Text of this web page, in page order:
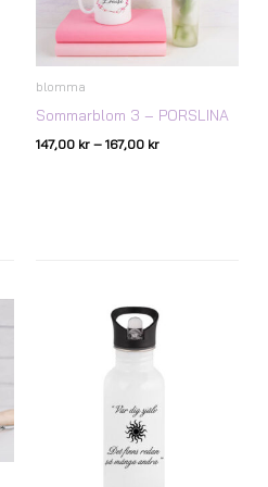
blomma
Sommarblom 3 – PORSLINA
147,00 kr – 167,00 kr